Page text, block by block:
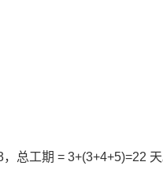
总工期 = 3+(3+4+5)=22 天